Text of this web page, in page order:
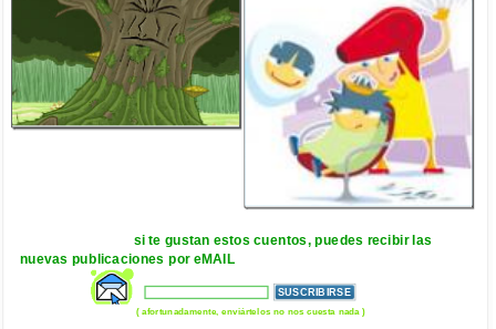
si te gustan estos cuentos, puedes recibir las
nuevas publicaciones por eMAIL
( afortunadamente, enviártelos no nos cuesta nada )